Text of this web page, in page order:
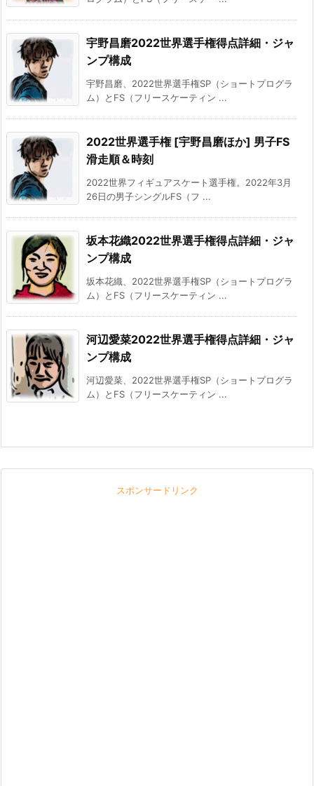
宇野昌磨2022世界選手権得点詳細・ジャ
ンプ構成
宇野昌磨、2022世界選手権SP（ショートプログラ
ム）とFS（フリースケーティン ...
2022世界選手権 [宇野昌磨ほか] 男子FS
滑走順＆時刻
2022世界フィギュアスケート選手権。2022年3月
26日の男子シングルFS（フ ...
坂本花織2022世界選手権得点詳細・ジャ
ンプ構成
坂本花織、2022世界選手権SP（ショートプログラ
ム）とFS（フリースケーティン ...
河辺愛菜2022世界選手権得点詳細・ジャ
ンプ構成
河辺愛菜、2022世界選手権SP（ショートプログラ
ム）とFS（フリースケーティン ...
スポンサードリンク